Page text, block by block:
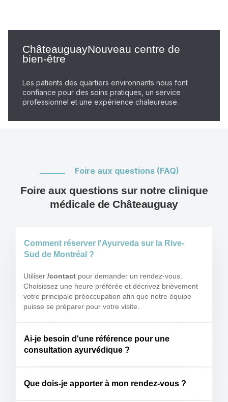
ChâteauguayNouveau centre de
bien-être
Les patients des quartiers environnants nous font
confiance pour des soins pratiques, un service
professionnel et une expérience chaleureuse.
Foire aux questions (FAQ)
Foire aux questions sur notre clinique
médicale de Châteauguay
Comment réserver l'Ayurveda sur la Rive-
Sud de Montréal ?
Utiliser /contact pour demander un rendez-vous.
Choisissez une heure préférée et décrivez brièvement
votre principale préoccupation afin que notre équipe
puisse se préparer pour votre visite.
Ai-je besoin d'une référence pour une
consultation ayurvédique ?
Que dois-je apporter à mon rendez-vous ?